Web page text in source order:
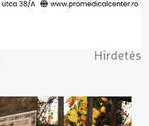
Hirdetés